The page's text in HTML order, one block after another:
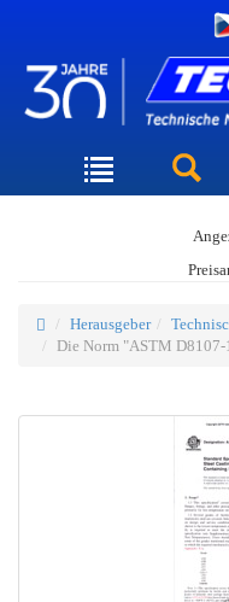
Herausgeber
Die Norm "ASTM